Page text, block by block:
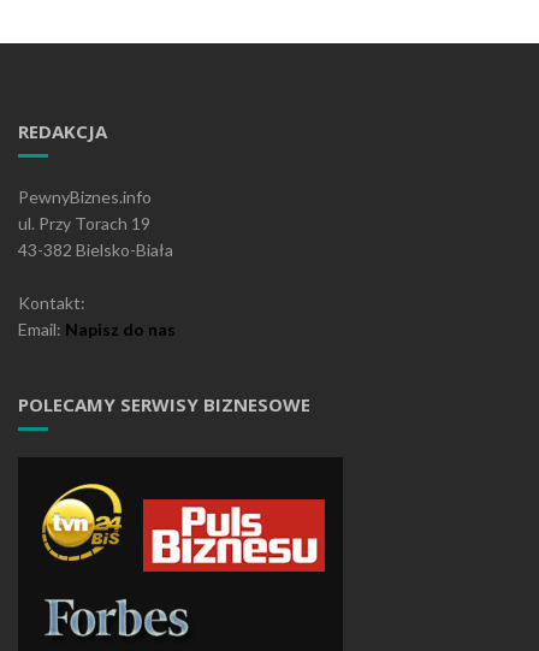
REDAKCJA
PewnyBiznes.info
ul. Przy Torach 19
43-382 Bielsko-Biała
Kontakt:
Email: Napisz do nas
POLECAMY SERWISY BIZNESOWE